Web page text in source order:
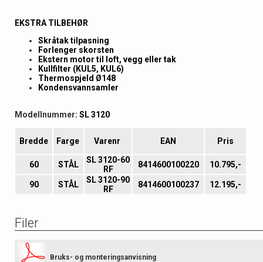
EKSTRA TILBEHØR
Skråtak tilpasning
Forlenger skorsten
Ekstern motor til loft, vegg eller tak
Kullfilter (KUL5, KUL6)
Thermospjeld Ø148
Kondensvannsamler
Modellnummer: SL 3120
Bredde Farge Varenr EAN Pris
60 STÅL
SL 3120-60
RF
8414600100220 10.795,-
90 STÅL
SL 3120-90
RF
8414600100237 12.195,-
Filer
Bruks- og monteringsanvisning